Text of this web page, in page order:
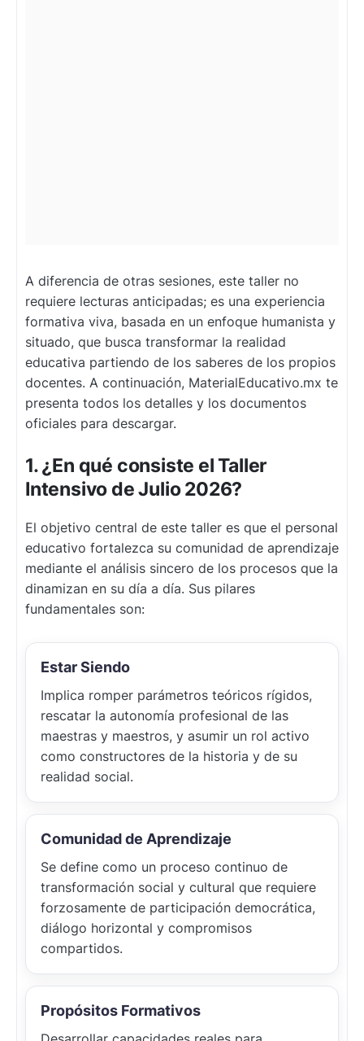
A diferencia de otras sesiones, este taller no
requiere lecturas anticipadas; es una experiencia
formativa viva, basada en un enfoque humanista y
situado, que busca transformar la realidad
educativa partiendo de los saberes de los propios
docentes. A continuación, MaterialEducativo.mx te
presenta todos los detalles y los documentos
oficiales para descargar.
1. ¿En qué consiste el Taller
Intensivo de Julio 2026?
El objetivo central de este taller es que el personal
educativo fortalezca su comunidad de aprendizaje
mediante el análisis sincero de los procesos que la
dinamizan en su día a día. Sus pilares
fundamentales son:
Estar Siendo
Implica romper parámetros teóricos rígidos,
rescatar la autonomía profesional de las
maestras y maestros, y asumir un rol activo
como constructores de la historia y de su
realidad social.
Comunidad de Aprendizaje
Se define como un proceso continuo de
transformación social y cultural que requiere
forzosamente de participación democrática,
diálogo horizontal y compromisos
compartidos.
Propósitos Formativos